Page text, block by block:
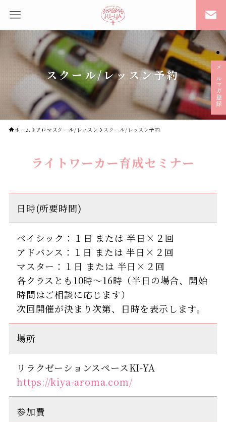
メルマガ登録
スクール/レッスン予約
ホーム アロマスクール/レッスン スクール/レッスン予約
ライトワーカー育成セミナー
日時(所要時間)
ベイシック：１日 または 半日×２回
アドバンス：１日 または 半日×２回
マスター：１日 または 半日×２回
各クラスとも10時～16時（半日の場合、開始
時間はご相談に応じます）
次回開催が決まり次第、日時を表示します。
場所
リラクゼーションスペースKI-YA
https://kiya-aroma.com/
参加費